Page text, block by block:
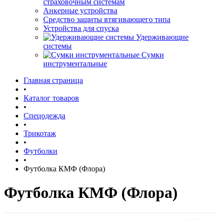
страховочным системам
Анкерные устройства
Средство защиты втягивающего типа
Устройства для спуска
Удерживающие
системы
Сумки
инструментальные
Главная страница
•
Каталог товаров
•
Спецодежда
•
Трикотаж
•
Футболки
•
Футболка КМФ (Флора)
Футболка КМФ (Флора)